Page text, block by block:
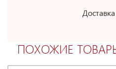
ПОХОЖИЕ